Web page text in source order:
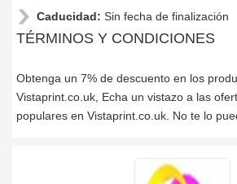
Caducidad: Sin fecha de finalización
TÉRMINOS Y CONDICIONES
Obtenga un 7% de descuento en los
Vistaprint.co.uk, Echa un vistazo a las
populares en Vistaprint.co.uk. No te lo